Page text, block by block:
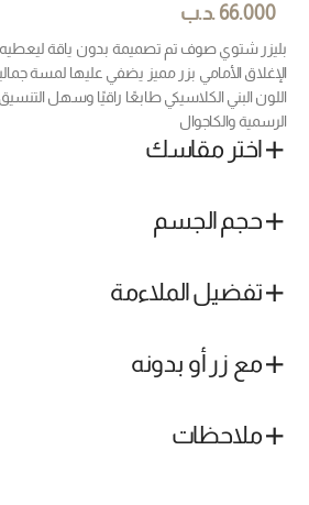
66.000 .د.ب
بليزر شتوي صوف تم تصميمة بدون ياقة ليعطيه
الإغلاق الأمامي بزر مميز يضفي عليها لمسة
اللون البني الكلاسيكي طابعًا راقيًا وسهل
الرسمية والكاجوال
اختر مقاسك
حجم الجسم
تفضيل الملاءمة
مع زر أو بدونه
ملاحظات